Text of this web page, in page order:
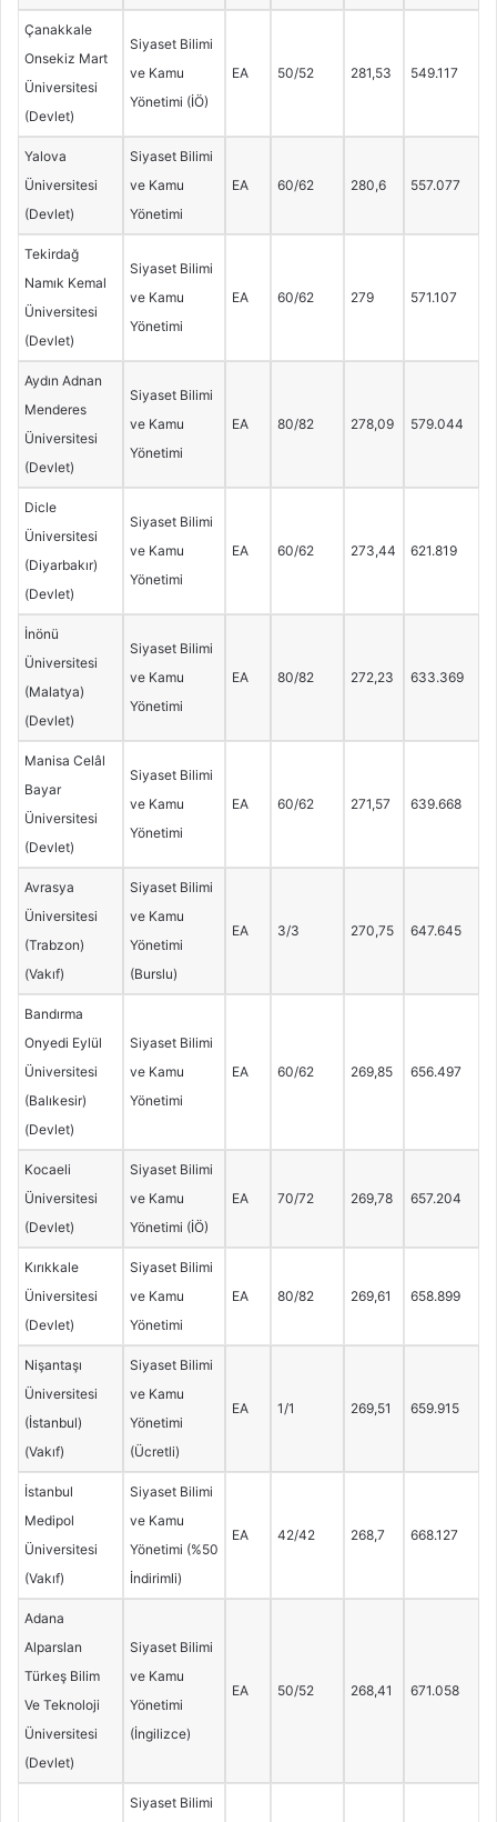
Çanakkale
Onsekiz Mart
Üniversitesi
(Devlet)
Siyaset Bilimi
ve Kamu
Yönetimi (İÖ)
EA 50/52 281,53 549.117
Yalova
Üniversitesi
(Devlet)
Siyaset Bilimi
ve Kamu
Yönetimi
EA 60/62 280,6 557.077
Tekirdağ
Namık Kemal
Üniversitesi
(Devlet)
Siyaset Bilimi
ve Kamu
Yönetimi
EA 60/62 279 571.107
Aydın Adnan
Menderes
Üniversitesi
(Devlet)
Siyaset Bilimi
ve Kamu
Yönetimi
EA 80/82 278,09 579.044
Dicle
Üniversitesi
(Diyarbakır)
(Devlet)
Siyaset Bilimi
ve Kamu
Yönetimi
EA 60/62 273,44 621.819
İnönü
Üniversitesi
(Malatya)
(Devlet)
Siyaset Bilimi
ve Kamu
Yönetimi
EA 80/82 272,23 633.369
Manisa Celâl
Bayar
Üniversitesi
(Devlet)
Siyaset Bilimi
ve Kamu
Yönetimi
EA 60/62 271,57 639.668
Avrasya
Üniversitesi
(Trabzon)
(Vakıf)
Siyaset Bilimi
ve Kamu
Yönetimi
(Burslu)
EA 3/3 270,75 647.645
Bandırma
Onyedi Eylül
Üniversitesi
(Balıkesir)
(Devlet)
Siyaset Bilimi
ve Kamu
Yönetimi
EA 60/62 269,85 656.497
Kocaeli
Üniversitesi
(Devlet)
Siyaset Bilimi
ve Kamu
Yönetimi (İÖ)
EA 70/72 269,78 657.204
Kırıkkale
Üniversitesi
(Devlet)
Siyaset Bilimi
ve Kamu
Yönetimi
EA 80/82 269,61 658.899
Nişantaşı
Üniversitesi
(İstanbul)
(Vakıf)
Siyaset Bilimi
ve Kamu
Yönetimi
(Ücretli)
EA 1/1 269,51 659.915
İstanbul
Medipol
Üniversitesi
(Vakıf)
Siyaset Bilimi
ve Kamu
Yönetimi (%50
İndirimli)
EA 42/42 268,7 668.127
Adana
Alparslan
Türkeş Bilim
Ve Teknoloji
Üniversitesi
(Devlet)
Siyaset Bilimi
ve Kamu
Yönetimi
(İngilizce)
EA 50/52 268,41 671.058
Siyaset Bilimi